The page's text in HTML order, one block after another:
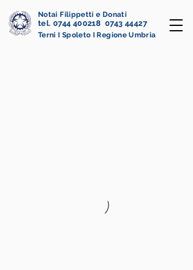
Notai Filippetti e Donati
tel. 0744 400218 0743 44427
Terni I Spoleto I Regione Umbria